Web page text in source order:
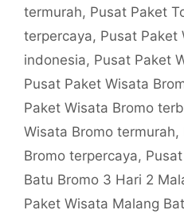
termurah, Pusat Paket
terpercaya, Pusat Paket
indonesia, Pusat Paket
Pusat Paket Wisata
Paket Wisata Bromo
Wisata Bromo termurah,
Bromo terpercaya,
Batu Bromo 3 Hari 2
Paket Wisata Malang